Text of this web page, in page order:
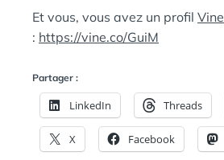
Et vous, vous avez un profil Vine
: https://vine.co/GuiM
Partager :
LinkedIn Threads
X Facebook